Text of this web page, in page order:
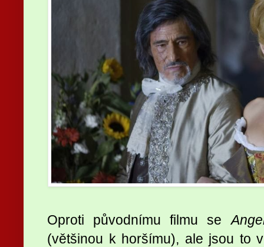
Oproti původnímu filmu se
(většinou k horšímu), ale jsou to